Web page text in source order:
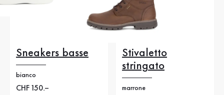
Sneakers basse
bianco
Nuovo prezzo
CHF 150.–
Stivaletto
stringato
marrone